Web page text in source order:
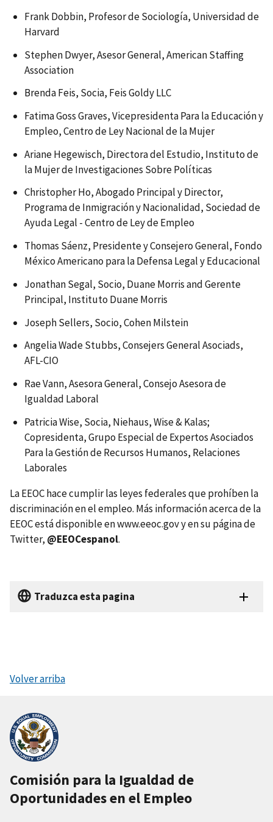
Frank Dobbin, Profesor de Sociología, Universidad de
Harvard
Stephen Dwyer, Asesor General, American Staffing
Association
Brenda Feis, Socia, Feis Goldy LLC
Fatima Goss Graves, Vicepresidenta Para la Educación y
Empleo, Centro de Ley Nacional de la Mujer
Ariane Hegewisch, Directora del Estudio, Instituto de
la Mujer de Investigaciones Sobre Políticas
Christopher Ho, Abogado Principal y Director,
Programa de Inmigración y Nacionalidad, Sociedad de
Ayuda Legal - Centro de Ley de Empleo
Thomas Sáenz, Presidente y Consejero General, Fondo
México Americano para la Defensa Legal y Educacional
Jonathan Segal, Socio, Duane Morris and Gerente
Principal, Instituto Duane Morris
Joseph Sellers, Socio, Cohen Milstein
Angelia Wade Stubbs, Consejers General Asociads,
AFL-CIO
Rae Vann, Asesora General, Consejo Asesora de
Igualdad Laboral
Patricia Wise, Socia, Niehaus, Wise & Kalas;
Copresidenta, Grupo Especial de Expertos Asociados
Para la Gestión de Recursos Humanos, Relaciones
Laborales
La EEOC hace cumplir las leyes federales que prohíben la
discriminación en el empleo. Más información acerca de la
EEOC está disponible en www.eeoc.gov y en su página de
Twitter, @EEOCespanol.
Traduzca esta pagina
Volver arriba
Comisión para la Igualdad de
Oportunidades en el Empleo